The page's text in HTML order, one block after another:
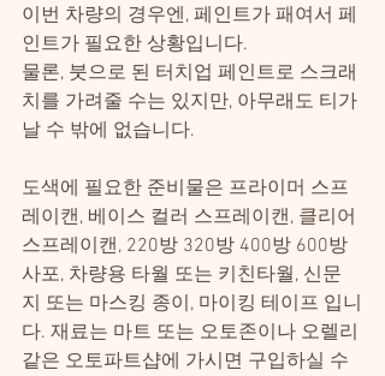
이번 차량의 경우엔, 페인트가 패여서 페
인트가 필요한 상황입니다.
물론, 붓으로 된 터치업 페인트로 스크래
치를 가려줄 수는 있지만, 아무래도 티가
날 수 밖에 없습니다.
도색에 필요한 준비물은 프라이머 스프
레이캔, 베이스 컬러 스프레이캔, 클리어
스프레이캔, 220방 320방 400방 600방
사포, 차량용 타월 또는 키친타월, 신문
지 또는 마스킹 종이, 마이킹 테이프 입니
다. 재료는 마트 또는 오토존이나 오렐리
같은 오토파트샵에 가시면 구입하실 수